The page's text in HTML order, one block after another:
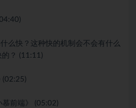
么快？这种快的机制会不会有什么
的？ (11:11)
(02:25)
前端》 (05:02)